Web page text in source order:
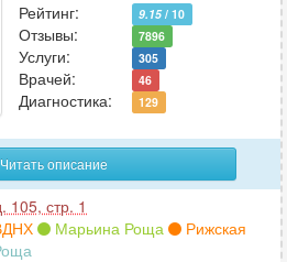
Рейтинг:
9.15/ 10
Отзывы: 7896
Услуги: 305
Врачей: 46
Диагностика: 129
Читать описание
105, стр. 1
Марьина Роща
Рижская